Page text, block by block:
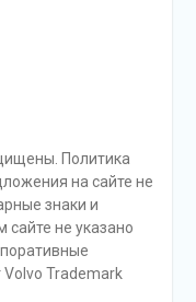
Политика
на сайте не
знаки и
сайте не указано
Trademark